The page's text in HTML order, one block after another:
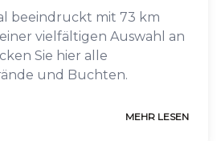
beeindruckt mit 73 km
vielfältigen Auswahl an
Sie hier alle
und Buchten.
MEHR LESEN